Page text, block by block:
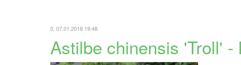
0, 07.01.2018 19:48
Astilbe chinensis 'Troll'